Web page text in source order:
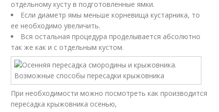
отдельному кусту в подготовленные ямки.
Если диаметр ямы меньше корневища кустарника, то
ее необходимо увеличить.
Вся остальная процедура проделывается абсолютно
так же как и с отдельным кустом.
При необходимости можно посмотреть как производится
пересадка крыжовника осенью,